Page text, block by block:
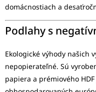
domácnostiach a
Podlahy s
Ekologické výhody našich
nepopierateľné. Sú
papiera a prémiového